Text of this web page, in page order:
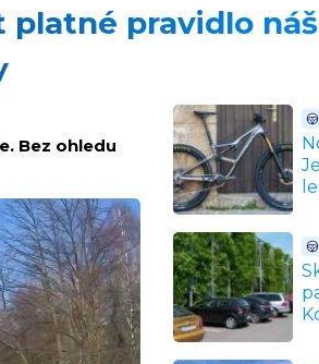
platné pravidlo
Bez ohledu